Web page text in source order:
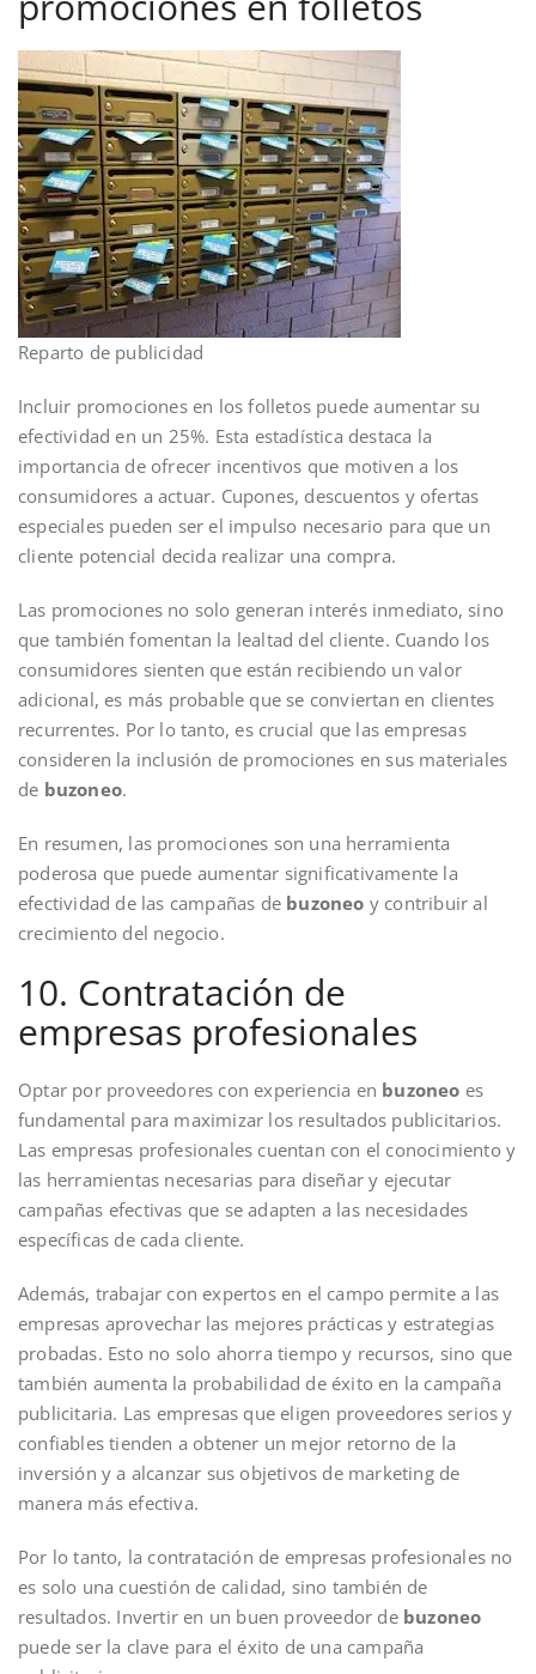
Reparto de publicidad
Incluir promociones en los folletos puede aumentar su
efectividad en un 25%. Esta estadística destaca la
importancia de ofrecer incentivos que motiven a los
consumidores a actuar. Cupones, descuentos y ofertas
especiales pueden ser el impulso necesario para que un
cliente potencial decida realizar una compra.
Las promociones no solo generan interés inmediato, sino
que también fomentan la lealtad del cliente. Cuando los
consumidores sienten que están recibiendo un valor
adicional, es más probable que se conviertan en clientes
recurrentes. Por lo tanto, es crucial que las empresas
consideren la inclusión de promociones en sus materiales
de buzoneo.
En resumen, las promociones son una herramienta
poderosa que puede aumentar significativamente la
efectividad de las campañas de buzoneo y contribuir al
crecimiento del negocio.
10. Contratación de
empresas profesionales
Optar por proveedores con experiencia en buzoneo es
fundamental para maximizar los resultados publicitarios.
Las empresas profesionales cuentan con el conocimiento y
las herramientas necesarias para diseñar y ejecutar
campañas efectivas que se adapten a las necesidades
específicas de cada cliente.
Además, trabajar con expertos en el campo permite a las
empresas aprovechar las mejores prácticas y estrategias
probadas. Esto no solo ahorra tiempo y recursos, sino que
también aumenta la probabilidad de éxito en la campaña
publicitaria. Las empresas que eligen proveedores serios y
confiables tienden a obtener un mejor retorno de la
inversión y a alcanzar sus objetivos de marketing de
manera más efectiva.
Por lo tanto, la contratación de empresas profesionales no
es solo una cuestión de calidad, sino también de
resultados. Invertir en un buen proveedor de buzoneo
puede ser la clave para el éxito de una campaña